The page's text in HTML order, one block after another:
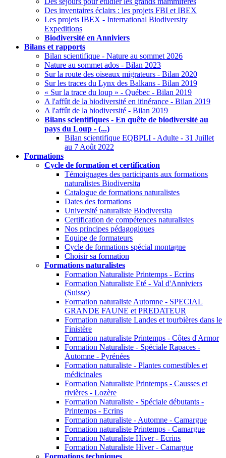
Des inventaires éclairs : les projets FBI et IBEX
Les projets IBEX - International Biodiversity
Expeditions
Biodiversité en Anniviers
Bilans et rapports
Bilan scientifique - Nature au sommet 2026
Nature au sommet ados - Bilan 2023
Sur la route des oiseaux migrateurs - Bilan 2020
Sur les traces du Lynx des Balkans - Bilan 2019
« Sur la trace du loup » - Québec - Bilan 2019
A l'affût de la biodiversité en itinérance - Bilan 2019
A l'affût de la biodiversité - Bilan 2019
Bilans scientifiques - En quête de biodiversité au
pays du Loup - (...)
Bilan scientifique EQBPLI - Adulte - 31 Juillet
au 7 Août 2022
Formations
Cycle de formation et certification
Témoignages des participants aux formations
naturalistes Biodiversita
Catalogue de formations naturalistes
Dates des formations
Université naturaliste Biodiversita
Certification de compétences naturalistes
Nos principes pédagogiques
Equipe de formateurs
Cycle de formations spécial montagne
Choisir sa formation
Formations naturalistes
Formation Naturaliste Printemps - Ecrins
Formation Naturaliste Eté - Val d'Anniviers
(Suisse)
Formation naturaliste Automne - SPECIAL
GRANDE FAUNE et PREDATEUR
Formation naturaliste Landes et tourbières dans le
Finistère
Formation naturaliste Printemps - Côtes d'Armor
Formation Naturaliste - Spéciale Rapaces -
Automne - Pyrénées
Formation naturaliste - Plantes comestibles et
médicinales
Formation Naturaliste Printemps - Causses et
rivières - Lozère
Formation Naturaliste - Spéciale débutants -
Printemps - Ecrins
Formation naturaliste - Automne - Camargue
Formation naturaliste Printemps - Camargue
Formation Naturaliste Hiver - Ecrins
Formation Naturaliste Hiver - Camargue
Formations techniques